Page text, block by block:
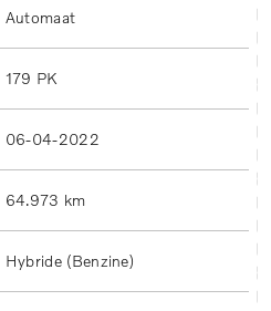
Automaat
179 PK
06-04-2022
64.973 km
Hybride (Benzine)